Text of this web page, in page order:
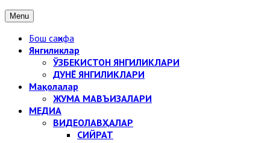
Menu
Бош саҳифа
Янгиликлар
ЎЗБЕКИСТОН ЯНГИЛИКЛАРИ
ДУНЁ ЯНГИЛИКЛАРИ
Мақолалар
ЖУМА МАВЪИЗАЛАРИ
МЕДИА
ВИДЕОЛАВҲАЛАР
СИЙРАТ